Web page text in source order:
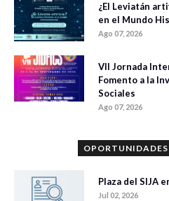
¿El Leviatán
en el Mundo
Ago 07, 2026
VII Jornada
Fomento a la
Sociales
Ago 07, 2026
Plaza del SIJA
Jul 02, 2026